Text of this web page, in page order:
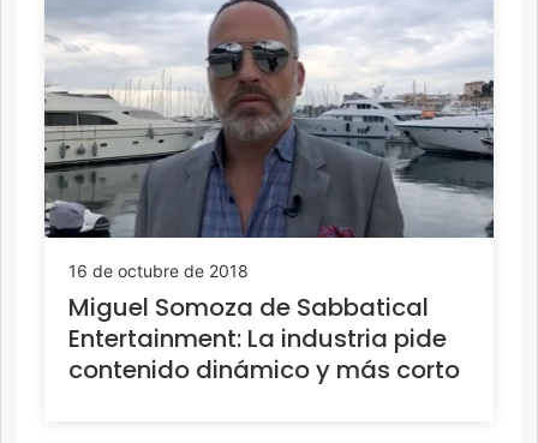
16 de octubre de 2018
Miguel Somoza de Sabbatical
Entertainment: La industria pide
contenido dinámico y más corto